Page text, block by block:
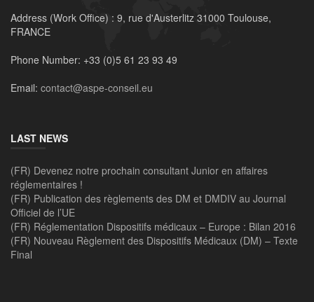
Address (Work Office) : 9, rue d'Austerlitz 31000 Toulouse,
FRANCE
Phone Number: +33 (0)5 61 23 93 49
Email: contact@aspe-conseil.eu
LAST NEWS
(FR) Devenez notre prochain consultant Junior en affaires
réglementaires !
(FR) Publication des règlements des DM et DMDIV au Journal
Officiel de l’UE
(FR) Réglementation Dispositifs médicaux – Europe : Bilan 2016
(FR) Nouveau Règlement des Dispositifs Médicaux (DM) – Texte
Final